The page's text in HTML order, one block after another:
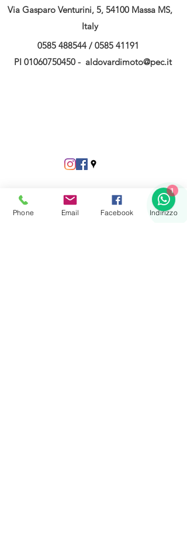
Via Gasparo Venturini, 5, 54100 Massa MS,
Italy
0585 488544 / 0585 41191
PI 01060750450 - aldovardimoto@pec.it
Phone Email Facebook Indirizzo
1